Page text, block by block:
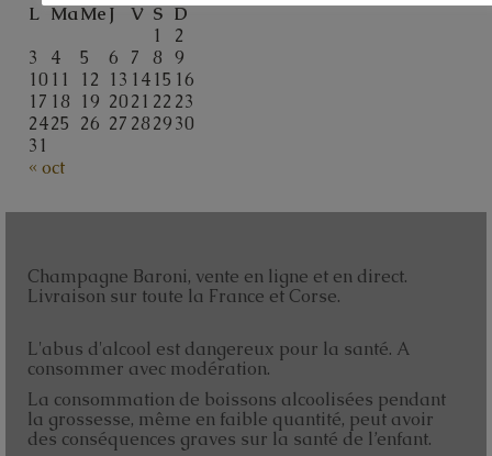
L MaMeJ V S D
« oct
1
2
3
4 5 6 7 8 9
10 11 12 13 1415 16
17 18 19 2021 22 23
2425 26 27 282930
31
Champagne Baroni, vente en ligne et en direct.
Livraison sur toute la France et Corse.
L'abus d'alcool est dangereux pour la santé. A
consommer avec modération.
La consommation de boissons alcoolisées pendant
la grossesse, même en faible quantité, peut avoir
des conséquences graves sur la santé de l’enfant.